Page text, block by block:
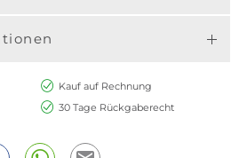
Kauf auf Rechnung
30 Tage Rückgaberecht